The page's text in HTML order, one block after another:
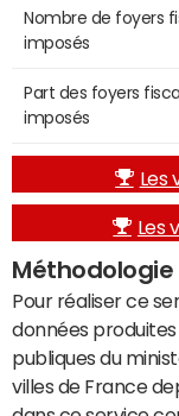
Nombre de foyers
imposés
Part des foyers
imposés
Les
Les
Méthodologie
Pour réaliser ce
données
publiques du
villes de France